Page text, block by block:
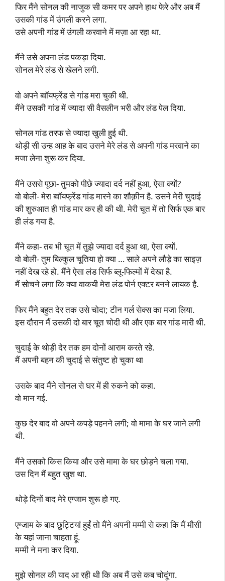
फिर मैंने सोनल की नाजुक सी कमर पर अपने हाथ फेरे और अब मैं
उसकी गांड में उंगली करने लगा.
उसे अपनी गांड में उंगली करवाने में मज़ा आ रहा था.
मैंने उसे अपना लंड पकड़ा दिया.
सोनल मेरे लंड से खेलने लगी.
वो अपने ब्वॉयफ्रेंड से गांड मरा चुकी थी.
मैंने उसकी गांड में ज्यादा सी वैसलीन भरी और लंड पेल दिया.
सोनल गांड तरफ से ज्यादा खुली हुई थी.
थोड़ी सी उन्ह आह के बाद उसने मेरे लंड से अपनी गांड मरवाने का
मजा लेना शुरू कर दिया.
मैंने उससे पूछा- तुमको पीछे ज्यादा दर्द नहीं हुआ, ऐसा क्यों?
वो बोली- मेरा ब्वॉयफ्रेंड गांड मारने का शौक़ीन है. उसने मेरी चुदाई
की शुरुआत ही गांड मार कर ही की थी. मेरी चूत में तो सिर्फ एक बार
ही लंड गया है.
मैंने कहा- तब भी चूत में तुझे ज्यादा दर्द हुआ था, ऐसा क्यों.
वो बोली- तुम बिल्कुल चूतिया हो क्या … साले अपने लौड़े का साइज़
नहीं देख रहे हो. मैंने ऐसा लंड सिर्फ ब्लू-फिल्मों में देखा है.
मैं सोचने लगा कि क्या वाकयी मेरा लंड पोर्न एक्टर बनने लायक है.
फिर मैंने बहुत देर तक उसे चोदा; टीन गर्ल सेक्स का मजा लिया.
इस दौरान मैं उसकी दो बार चूत चोदी थी और एक बार गांड मारी थी.
चुदाई के थोड़ी देर तक हम दोनों आराम करते रहे.
मैं अपनी बहन की चुदाई से संतुष्ट हो चुका था
उसके बाद मैंने सोनल से घर में ही रुकने को कहा.
वो मान गई.
कुछ देर बाद वो अपने कपड़े पहनने लगी; वो मामा के घर जाने लगी
थी.
मैंने उसको किस किया और उसे मामा के घर छोड़ने चला गया.
उस दिन मैं बहुत खुश था.
थोड़े दिनों बाद मेरे एग्जाम शुरू हो गए.
एग्जाम के बाद छुट्टियां हुईं तो मैंने अपनी मम्मी से कहा कि मैं मौसी
के यहां जाना चाहता हूं.
मम्मी ने मना कर दिया.
मुझे सोनल की याद आ रही थी कि अब मैं उसे कब चोदूंगा.